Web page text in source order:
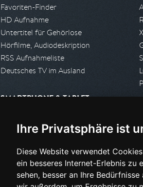
Ihre Privatsphäre ist
Diese Website verwendet
ein besseres Internet-Erlebnis zu
sehen, besser an Ihre
Favoriten-Finder
HD Aufnahme
Untertitel für Gehörlose
Hörfilme, Audiodeskription
RSS Aufnahmeliste
Deutsches TV im Ausland
SMARTPHONE & TABLET
Android App
PARTNER
Partnerliste
Partner werden